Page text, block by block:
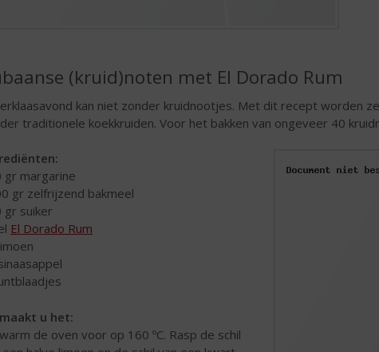
(kruid)noten met El Dorado Rum
kan niet zonder kruidnootjes. Met dit recept worden
traditionele koekkruiden. Voor het bakken van ongeveer 40
gr margarine
gr zelfrijzend bakmeel
gr suiker
El Dorado Rum
u het:
de oven voor op 160 ºC. Rasp de schil